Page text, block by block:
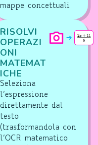
mappe concettuali
RISOLVI
OPERAZI
ONI
MATEMAT
ICHE
Seleziona
l’espressione
direttamente dal
testo
(trasformandola con
l’OCR matematico